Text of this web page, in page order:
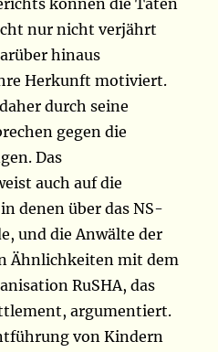
können die Taten
nur nicht verjährt
hinaus
Herkunft motiviert.
durch seine
gegen die
Das
auch auf die
denen über das NS-
und die Anwälte der
Ähnlichkeiten mit dem
RuSHA, das
argumentiert.
von Kindern